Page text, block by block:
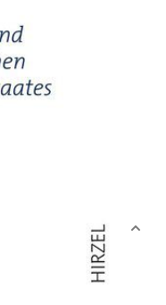
6
haben